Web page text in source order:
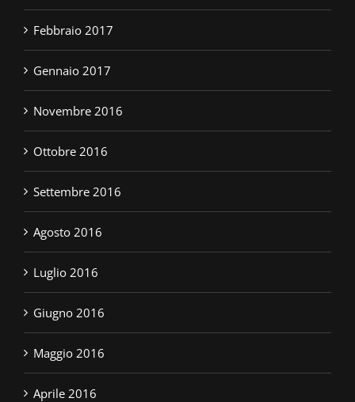
Febbraio 2017
Gennaio 2017
Novembre 2016
Ottobre 2016
Settembre 2016
Agosto 2016
Luglio 2016
Giugno 2016
Maggio 2016
Aprile 2016